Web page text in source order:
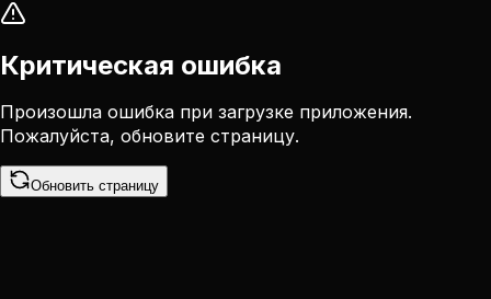
Критическая ошибка
Произошла ошибка при загрузке приложения.
Пожалуйста, обновите страницу.
Обновить страницу